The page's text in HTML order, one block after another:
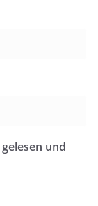
gelesen und